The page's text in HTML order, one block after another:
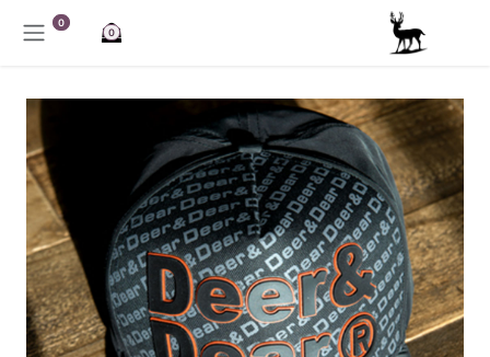
تخطي للذهاب إلى المحتوى
0
0